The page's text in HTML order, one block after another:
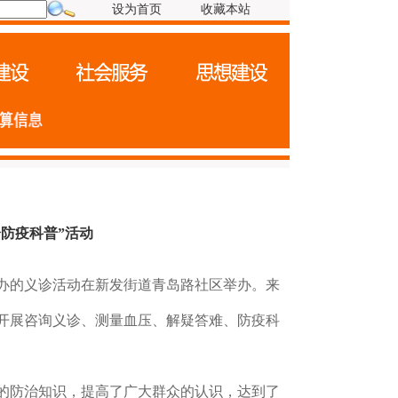
设为首页 收藏本站
疫科普”活动
的义诊活动在新发街道青岛路社区举办。来
展咨询义诊、测量血压、解疑答难、防疫科
治知识，提高了广大群众的认识，达到了